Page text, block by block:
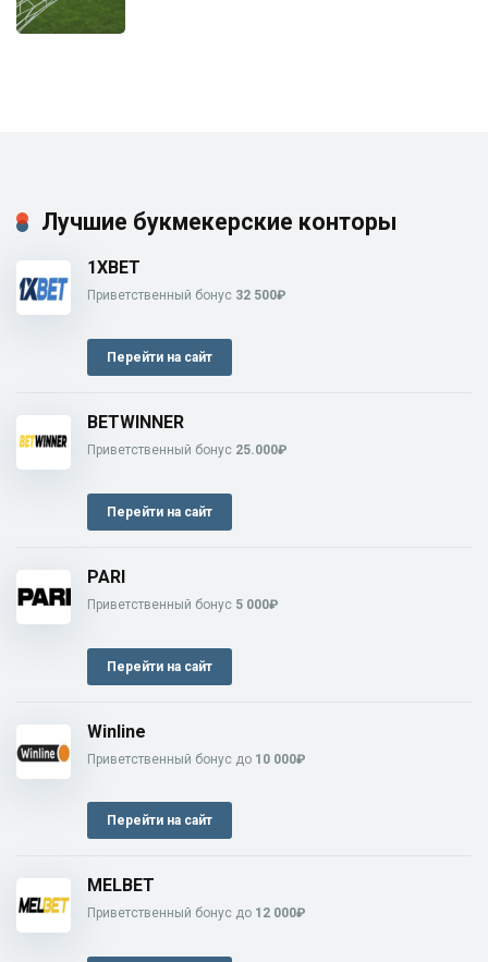
Лучшие букмекерские конторы
1XBET
Приветственный бонус 32 500₽
Перейти на сайт
BETWINNER
Приветственный бонус 25.000₽
Перейти на сайт
PARI
Приветственный бонус 5 000₽
Перейти на сайт
Winline
Приветственный бонус до 10 000₽
Перейти на сайт
MELBET
Приветственный бонус до 12 000₽